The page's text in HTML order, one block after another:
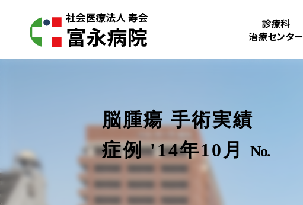
診療科
治療センター
脳腫瘍 手術実績
症例 '14年10月
No.